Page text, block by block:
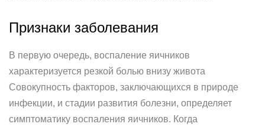
Признаки заболевания
В первую очередь, воспаление яичников
характеризуется резкой болью внизу живота
Совокупность факторов, заключающихся в природе
инфекции, и стадии развития болезни, определяет
симптоматику воспаления яичников. Когда